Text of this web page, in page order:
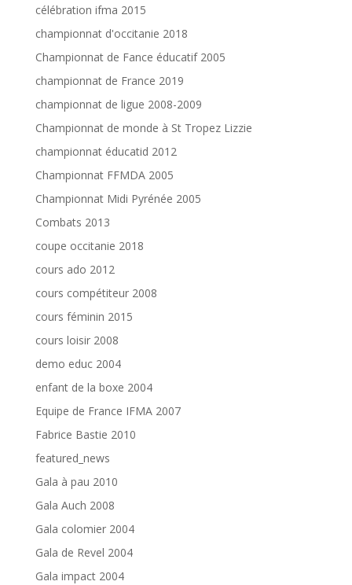
célébration ifma 2015
championnat d'occitanie 2018
Championnat de Fance éducatif 2005
championnat de France 2019
championnat de ligue 2008-2009
Championnat de monde à St Tropez Lizzie
championnat éducatid 2012
Championnat FFMDA 2005
Championnat Midi Pyrénée 2005
Combats 2013
coupe occitanie 2018
cours ado 2012
cours compétiteur 2008
cours féminin 2015
cours loisir 2008
demo educ 2004
enfant de la boxe 2004
Equipe de France IFMA 2007
Fabrice Bastie 2010
featured_news
Gala à pau 2010
Gala Auch 2008
Gala colomier 2004
Gala de Revel 2004
Gala impact 2004